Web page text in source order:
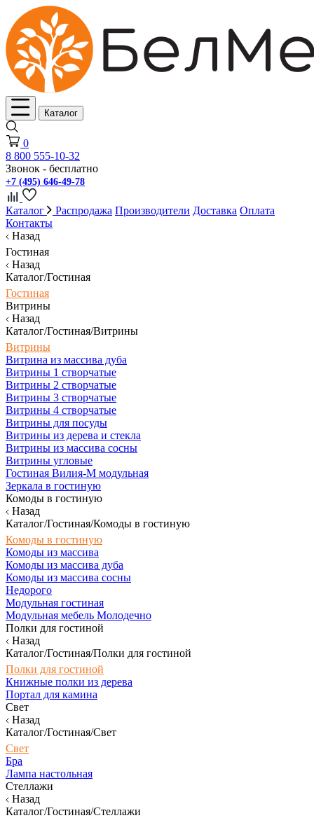
Каталог
0
8 800 555-10-32
Звонок - бесплатно
+7 (495) 646-49-78
Каталог Распродажа Производители Доставка Оплата
Контакты
Назад
Гостиная
Назад
Каталог/Гостиная
Гостиная
Витрины
Назад
Каталог/Гостиная/Витрины
Витрины
Витрина из массива дуба
Витрины 1 створчатые
Витрины 2 створчатые
Витрины 3 створчатые
Витрины 4 створчатые
Витрины для посуды
Витрины из дерева и стекла
Витрины из массива сосны
Витрины угловые
Гостиная Вилия-М модульная
Зеркала в гостиную
Комоды в гостиную
Назад
Каталог/Гостиная/Комоды в гостиную
Комоды в гостиную
Комоды из массива
Комоды из массива дуба
Комоды из массива сосны
Недорого
Модульная гостиная
Модульная мебель Молодечно
Полки для гостиной
Назад
Каталог/Гостиная/Полки для гостиной
Полки для гостиной
Книжные полки из дерева
Портал для камина
Свет
Назад
Каталог/Гостиная/Свет
Свет
Бра
Лампа настольная
Стеллажи
Назад
Каталог/Гостиная/Стеллажи